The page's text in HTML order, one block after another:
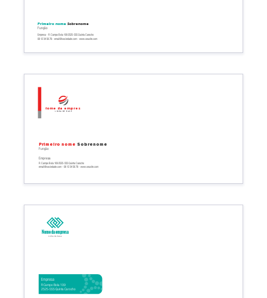
06 12 34 56 78 - email@sociedade.com - www.seusite.com
Função
Empresa - R Campo Bola 109 2525-555 Quinta Carocho
Primeiro nomeSobrenome
R Campo Bola 109 2525-555 Quinta Carocho
email@sociedade.com - 06 12 34 56 78 - www.seusite.com
Empresa
Primeiro nome Sobrenome
Função
Nome da empresa
Linha de base
R Campo Bola 109
2525-555 Quinta Carocho
Empresa
Nome da empresa
Linha de base